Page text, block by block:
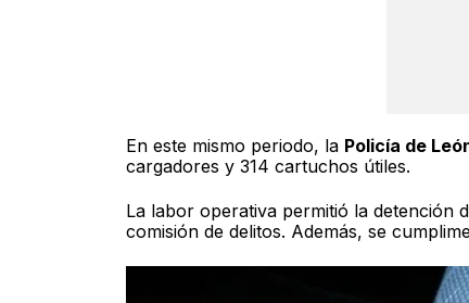
En este mismo periodo, la Policía de
cargadores y 314 cartuchos útiles.
La labor operativa permitió la detención
comisión de delitos. Además, se